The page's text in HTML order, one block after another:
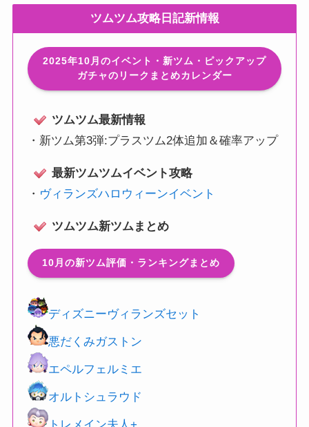
ツムツム攻略日記新情報
2025年10月のイベント・新ツム・ピックアップ
ガチャのリークまとめカレンダー
ツムツム最新情報
・ 新ツム第3弾:プラスツム2体追加＆確率アップ
最新ツムツムイベント攻略
・ ヴィランズハロウィーンイベント
ツムツム新ツムまとめ
10月の新ツム評価・ランキングまとめ
ディズニーヴィランズセット
悪だくみガストン
エペルフェルミエ
オルトシュラウド